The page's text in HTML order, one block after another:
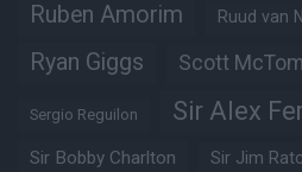
Ruben Amorim Ruud van
Ryan Giggs Scott
Sergio Reguilon Sir Alex
Sir Bobby Charlton Sir Jim